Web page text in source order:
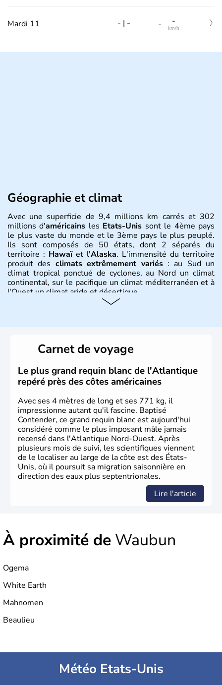
Mardi 11 - | - - -
km/h
Géographie et climat
Avec une superficie de 9,4 millions km carrés et 302
millions d'américains les Etats-Unis sont le 4ème pays
le plus vaste du monde et le 3ème pays le plus peuplé.
Ils sont composés de 50 états, dont 2 séparés du
territoire : Hawaïet l'Alaska. L'immensité du territoire
produit des climats extrêmement variés: au Sud un
climat tropical ponctué de cyclones, au Nord un climat
continental, sur le pacifique un climat méditerranéen et à
l'Ouest un climat aride et désertique.
Plusieurs populations se sont succédées avant l'arrivée
des européens, suite à la découverte du continent par
Christophe Colomb en 1492. Les 13 colonies
britanniques proclament la Déclaration d'indépendance
en 1776 et adoptent leur première constitution en 1787.
La conquête de l'Ouest marque ensuite l'entrée dans une
phase de développement intense.
Carnet de voyage
Le plus grand requin blanc de l'Atlantique
repéré près des côtes américaines
Avec ses 4 mètres de long et ses 771 kg, il
impressionne autant qu'il fascine. Baptisé
Contender, ce grand requin blanc est aujourd'hui
considéré comme le plus imposant mâle jamais
recensé dans l'Atlantique Nord-Ouest. Après
plusieurs mois de suivi, les scientifiques viennent
de le localiser au large de la côte est des États-
Unis, où il poursuit sa migration saisonnière en
direction des eaux plus septentrionales.
Lire l'article
À proximité de Waubun
Ogema
White Earth
Mahnomen
Beaulieu
Météo Etats-Unis